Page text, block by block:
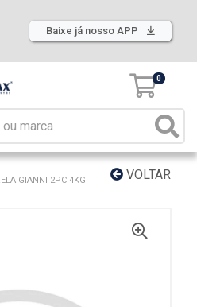
Baixe já nosso APP
0
VOLTAR
GIANNI 2PC 4KG